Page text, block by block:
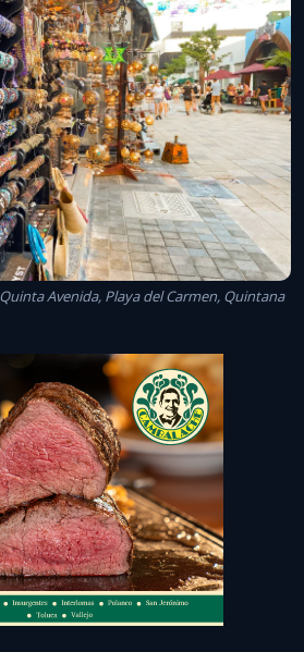
Avenida, Playa del Carmen, Quintana